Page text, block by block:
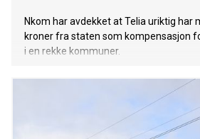
Nkom har avdekket at Telia uriktig har
kroner fra staten som kompensasjon
i en rekke kommuner.